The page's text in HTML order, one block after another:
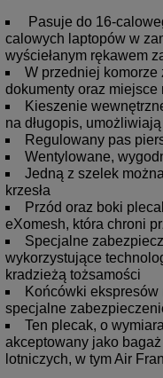
Pasuje do 16-
calowych laptopów w
wyściełanym rękawem
W przedniej komorze
dokumenty oraz miejsce
Kieszenie
na długopis,
Regulowany pas
Wentylowane,
Jedną z szelek
krzesła
Przód oraz boki
eXomesh, która chroni
Specjalne
wykorzystujące
kradzieżą tożsamości
Końcówki ekspresów
specjalne
Ten plecak, o
akceptowany jako
lotniczych, w tym Air